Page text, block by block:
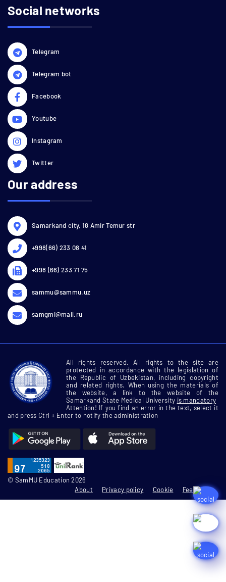
Social networks
Telegram
Telegram bot
Facebook
Youtube
Instagram
Twitter
Our address
Samarkand city, 18 Amir Temur str
+998(66) 233 08 41
+998 (66) 233 71 75
sammu@sammu.uz
samgmi@mail.ru
All rights reserved. All rights to the site are
protected in accordance with the legislation of
the Republic of Uzbekistan, including copyright
and related rights. When using the materials of
the website, a link to the website of the
Samarkand State Medical University is mandatory
Attention! If you find an error in the text, select it
and press Ctrl + Enter to notify the administration
© SamMU Education 2026
About
Privacy policy Cookie Feedbacks